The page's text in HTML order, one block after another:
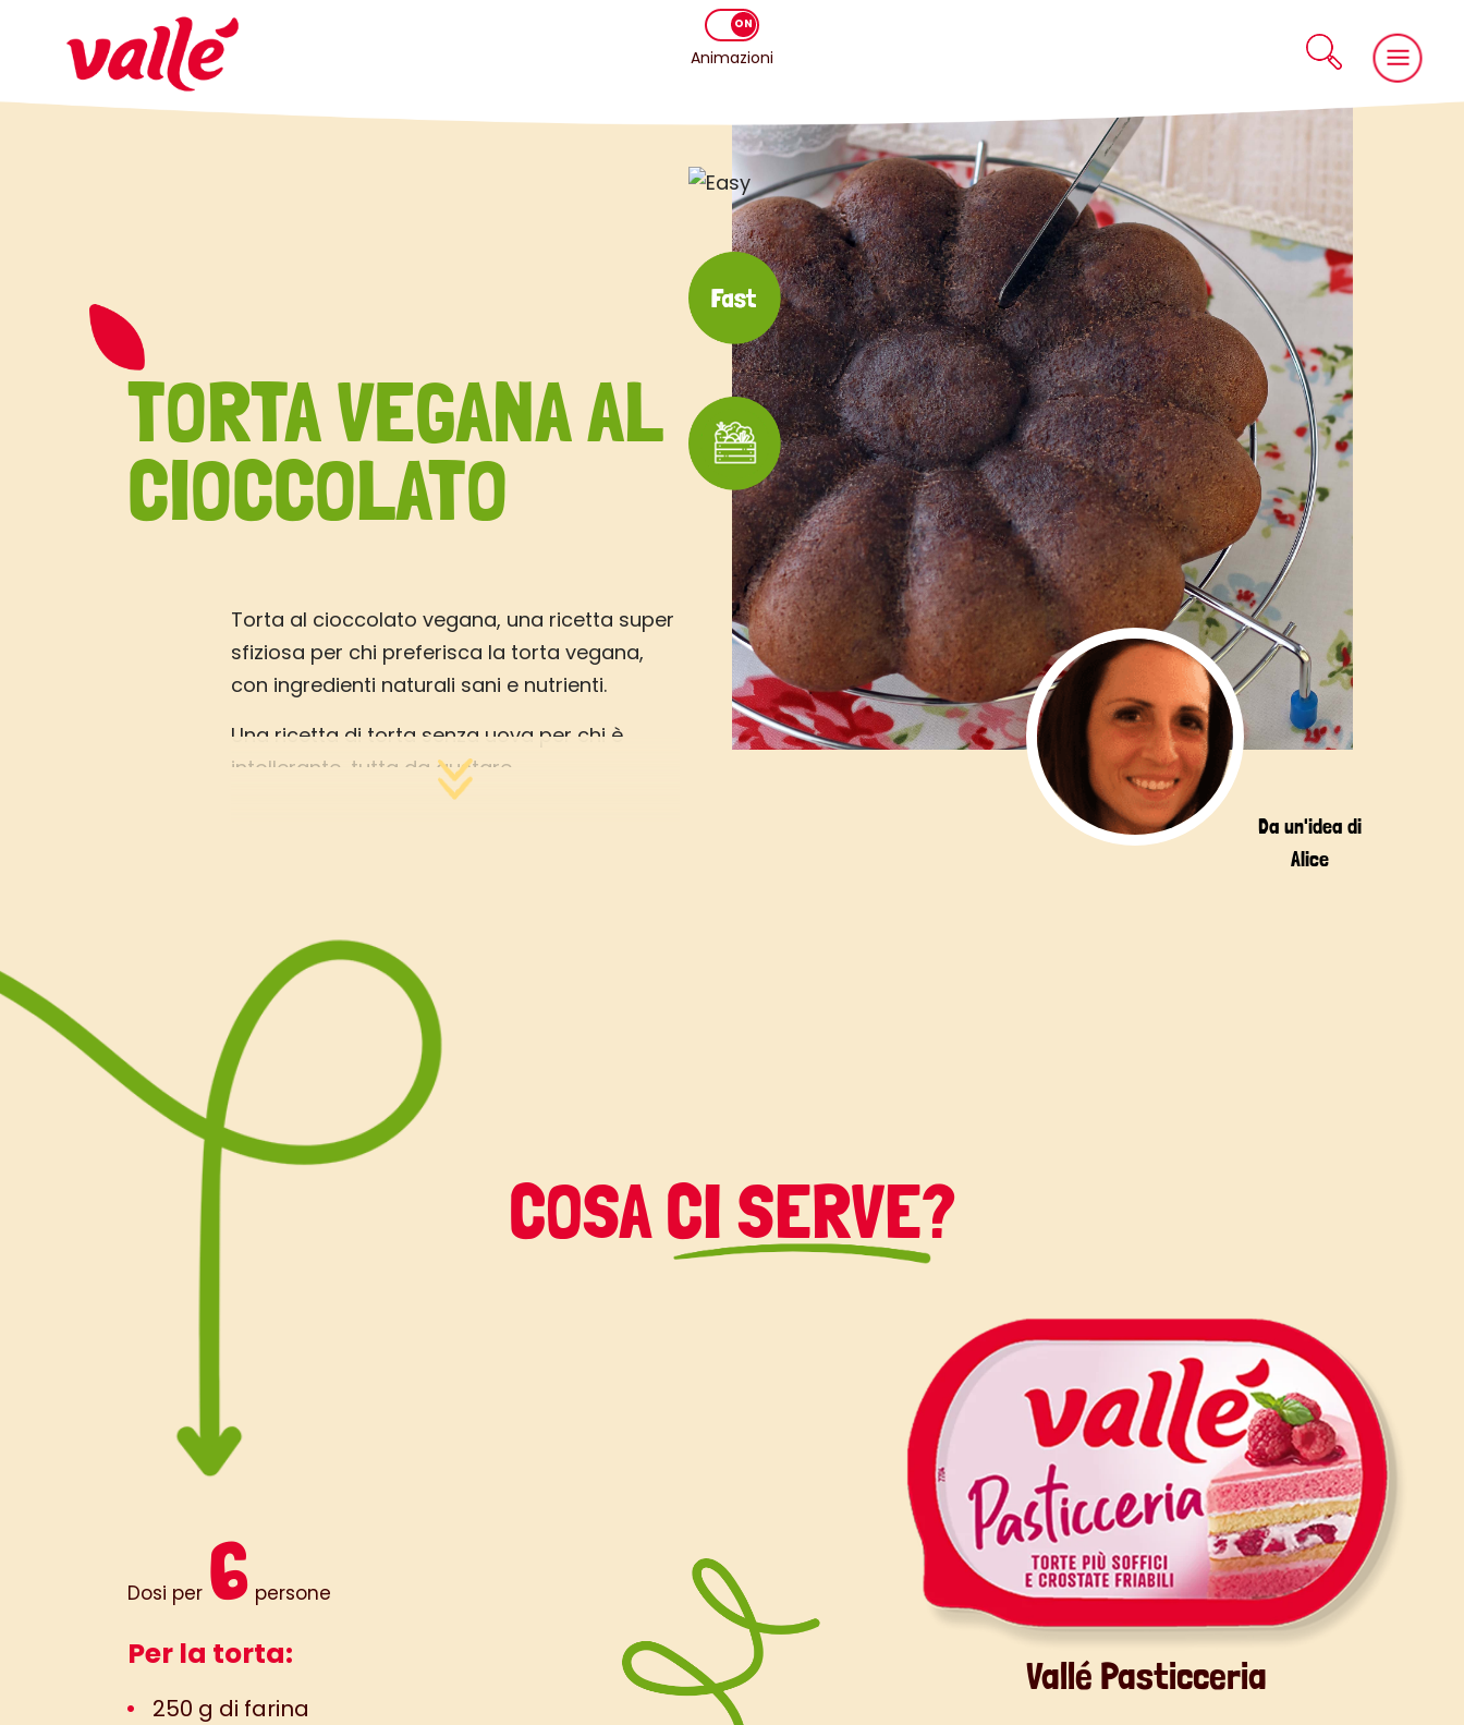
Animazioni
TORTA VEGANA AL
CIOCCOLATO
Torta al cioccolato vegana, una ricetta super
sfiziosa per chi preferisca la torta vegana,
con ingredienti naturali sani e nutrienti.
Una ricetta di torta senza uova per chi è
intollerante, tutta da gustare.
per la gioia dei tuoi famigliari o dei tuoi ospiti,
vedrai che successo.
Scopri tutti i passaggi per la torta vegana al
cioccolato:
Da un'idea di
Alice
COSA CI SERVE?
Dosi per 6 persone
Per la torta:
250 g di farina
Vallé Pasticceria